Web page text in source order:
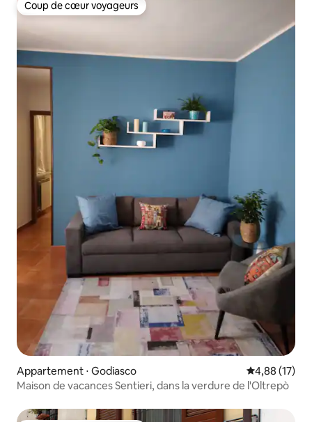
Coup de cœur voyageurs
Coup de cœur voyageurs
Appartement ⋅ Godiasco Évaluation
4,88 (17)
Maison de vacances Sentieri, dans la verdure de l'Oltrepò